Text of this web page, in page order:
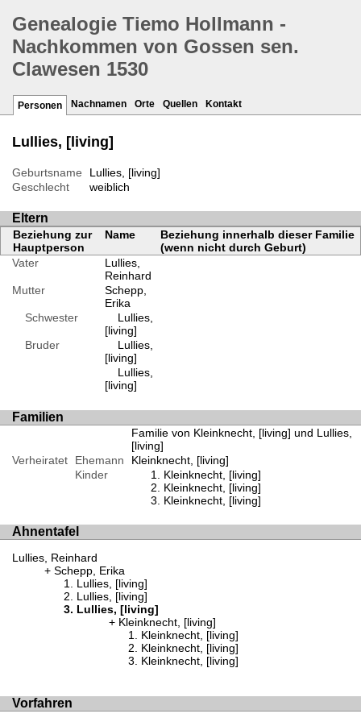
Genealogie Tiemo Hollmann -
Nachkommen von Gossen sen.
Clawesen 1530
Personen Nachnamen Orte Quellen Kontakt
Lullies, [living]
Geburtsname
Lullies, [living]
Geschlecht
weiblich
Eltern
Beziehung zur
Hauptperson
Name
Beziehung innerhalb dieser Familie
(wenn nicht durch Geburt)
Vater
Lullies,
Reinhard
Mutter
Schepp,
Erika
Schwester
Lullies,
[living]
Bruder
Lullies,
[living]
Lullies,
[living]
Familien
Familie von Kleinknecht, [living] und Lullies,
[living]
Verheiratet
Ehemann
Kleinknecht, [living]
Kinder
Kleinknecht, [living]
Kleinknecht, [living]
Kleinknecht, [living]
Ahnentafel
Lullies, Reinhard
Schepp, Erika
Lullies, [living]
Lullies, [living]
Lullies, [living]
Kleinknecht, [living]
Kleinknecht, [living]
Kleinknecht, [living]
Kleinknecht, [living]
Vorfahren